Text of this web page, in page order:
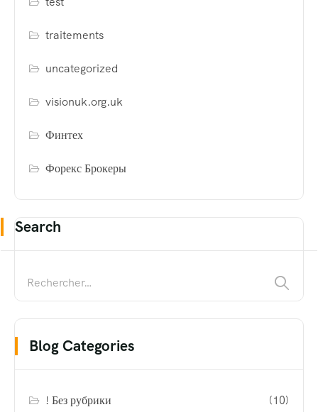
traitements
uncategorized
visionuk.org.uk
Финтех
Форекс Брокеры
Search
Blog Categories
! Без рубрики (10)